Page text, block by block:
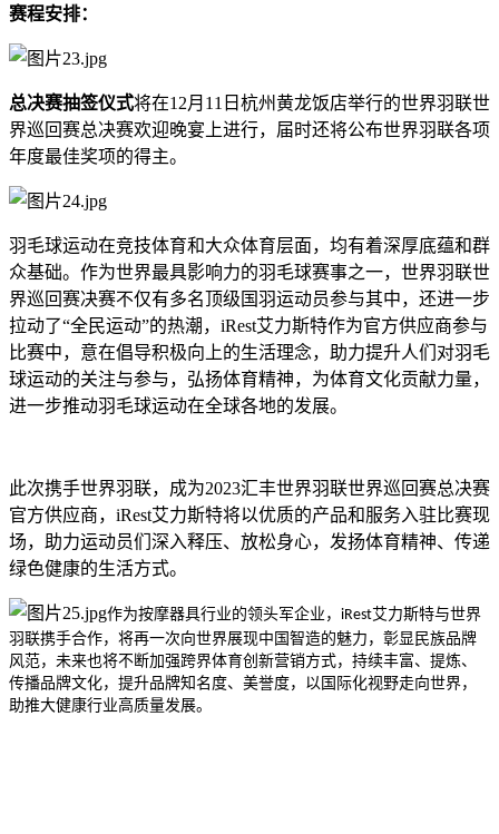
赛程安排：
总决赛抽签仪式将在12月 11 日杭州黄龙饭店举行的世界羽联世
界巡回赛总决赛欢迎晚宴上进行，届时还将公布世界羽联各项
年度最佳奖项的得主。
羽毛球运动在竞技体育和大众体育层面，均有着深厚底蕴和群
众基础。作为世界最具影响力的羽毛球赛事之一，世界羽联世
界巡回赛决赛不仅有多名顶级国羽运动员参与其中，还进一步
拉动了“全民运动”的热潮， iRest艾力斯特作为官方供应商参与
比赛中，意在倡导积极向上的生活理念，助力提升人们对羽毛
球运动的关注与参与，弘扬体育精神，为体育文化贡献力量，
进一步推动羽毛球运动在全球各地的发展。
此次携手世界羽联，成为2023汇丰世界羽联世界巡回赛总决赛
官方供应商， iRest艾力斯特将以优质的产品和服务入驻比赛现
场，助力运动员们深入释压、放松身心，发扬体育精神、传递
绿色健康的生活方式。
作为按摩器具行业的领头军企业， iRest艾力斯特与世界
羽联携手合作，将再一次向世界展现中国智造的魅力，彰显民族品牌
风范，未来也将不断加强跨界体育创新营销方式，持续丰富、提炼、
传播品牌文化，提升品牌知名度、美誉度，以国际化视野走向世界，
助推大健康行业高质量发展。